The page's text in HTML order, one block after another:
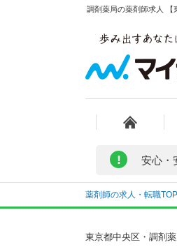
調剤薬局の薬剤師求人 【
! 安心・
薬剤師の求人・転職TOP
東京都中央区・調剤